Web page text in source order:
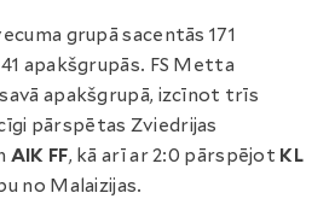
grupā sacentās 171
apakšgrupās. FS Metta
apakšgrupā, izcīnot trīs
pārspētas Zviedrijas
AIK FF, kā arī ar 2:0 pārspējot KL
no Malaizijas.